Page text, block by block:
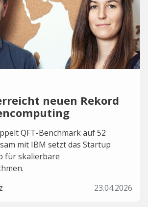
neuen Rekord
QFT-Benchmark auf 52
mit IBM setzt das Startup
für skalierbare
23.04.2026